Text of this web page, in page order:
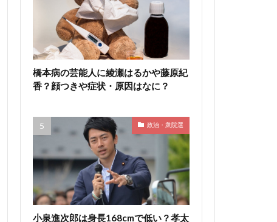
橋本病の芸能人に綾瀬はるかや藤原紀
香？顔つきや症状・原因はなに？
政治・衆院選
小泉進次郎は身長168cmで低い？孝太